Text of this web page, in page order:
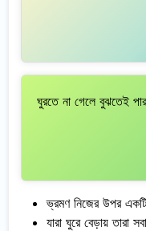
ঘুরতে না গেলে বুঝতেই
ভ্রমণ নিজের উপর
যারা ঘুরে বেড়ায় তারা